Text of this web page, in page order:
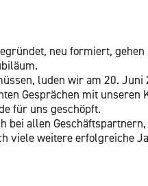
neu for­miert,
luden wir am 20.
Ge­sprä­chen mit un­se­ren
für uns ge­schöpft.
bei allen
viele wei­te­re er­folg­rei­che